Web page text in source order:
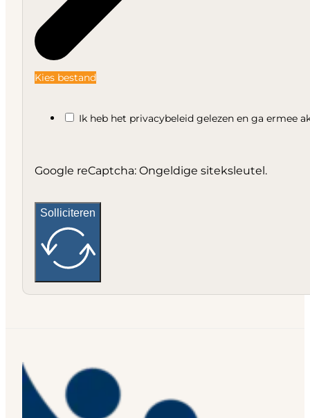
Kies bestand
Ik heb het privacybeleid gelezen en ga ermee
Google reCaptcha: Ongeldige siteksleutel.
Solliciteren